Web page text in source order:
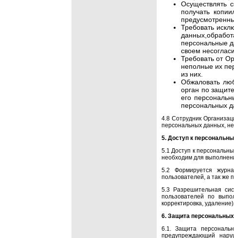
Осуществлять
получать
Требовать
персональные
своем
Требовать от
неполные их
из них.
Обжаловать
орган по
его
персональных
4.8 Сотрудник
персональных данных,
5. Доступ к
5.1 Доступ к
необходим для
5.2 Формируется
пользователей, а так же
5.3 Разрешительная
пользователей по
корректировка,
6. Защита
6.1. Защита
предупреждающий